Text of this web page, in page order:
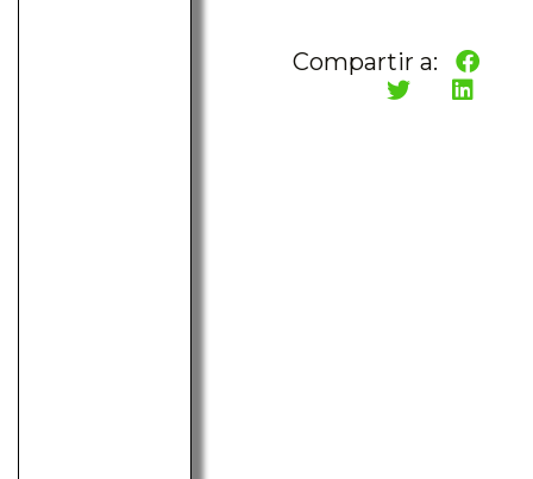
Compartir a: